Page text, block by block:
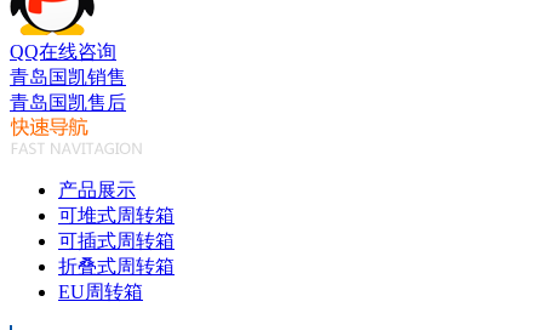
QQ在线咨询
青岛国凯销售
青岛国凯售后
产品展示
可堆式周转箱
可插式周转箱
折叠式周转箱
EU周转箱